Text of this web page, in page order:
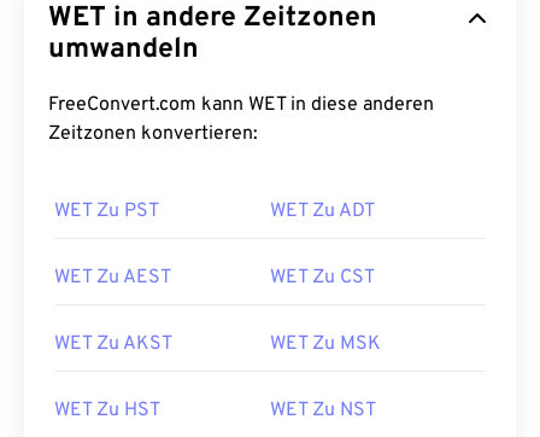
WET in andere Zeitzonen
umwandeln
FreeConvert.com kann WET in diese anderen
Zeitzonen konvertieren:
WET Zu PST WET Zu ADT
WET Zu AEST WET Zu CST
WET Zu AKST WET Zu MSK
WET Zu HST WET Zu NST